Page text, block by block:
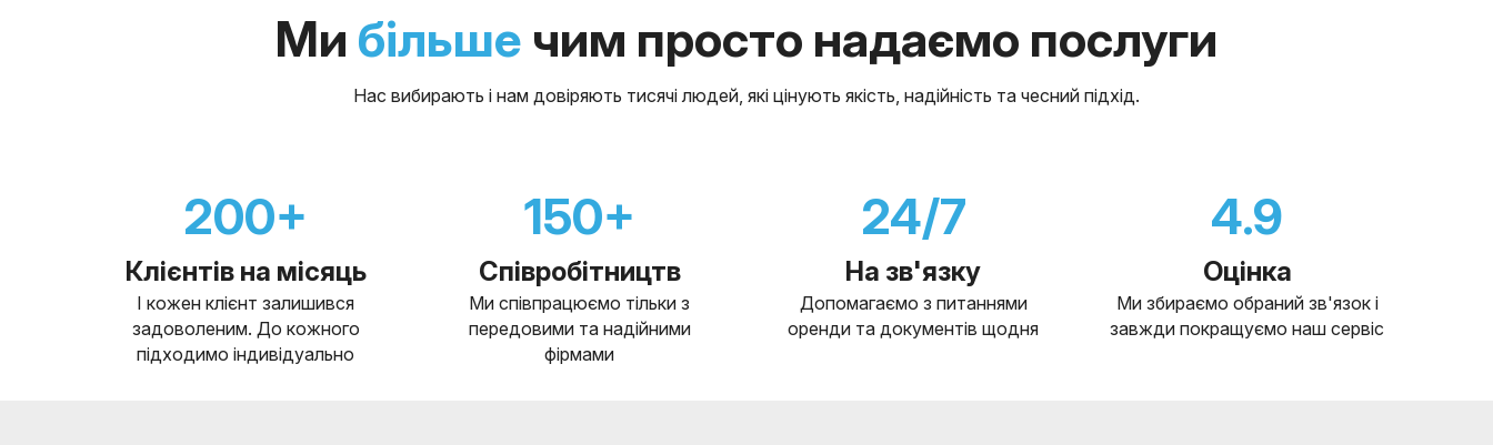
Ми більше чим просто надаємо послуги
Нас вибирають і нам довіряють тисячі людей, які цінують якість, надійність та чесний підхід.
200+
Клієнтів на місяць
І кожен клієнт залишився
задоволеним. До кожного
підходимо індивідуально
150+
Співробітництв
Ми співпрацюємо тільки з
передовими та надійними
фірмами
24/7
На зв'язку
Допомагаємо з питаннями
оренди та документів щодня
4.9
Оцінка
Ми збираємо обраний зв'язок і
завжди покращуємо наш сервіс